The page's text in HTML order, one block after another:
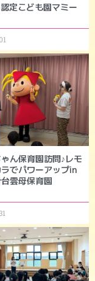
定こども園マミー
ん保育園訪問♪レモ
でパワーアップin
雲母保育園